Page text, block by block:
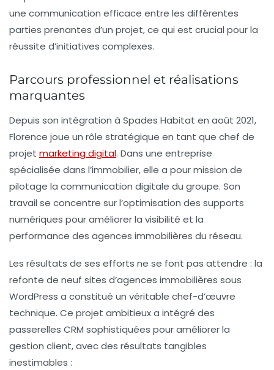
une communication efficace entre les différentes
parties prenantes d’un projet, ce qui est crucial pour la
réussite d’initiatives complexes.
Parcours professionnel et réalisations
marquantes
Depuis son intégration à Spades Habitat en août 2021,
Florence joue un rôle stratégique en tant que chef de
projet marketing digital. Dans une entreprise
spécialisée dans l’immobilier, elle a pour mission de
pilotage la communication digitale du groupe. Son
travail se concentre sur l’optimisation des supports
numériques pour améliorer la visibilité et la
performance des agences immobilières du réseau.
Les résultats de ses efforts ne se font pas attendre : la
refonte de neuf sites d’agences immobilières sous
WordPress a constitué un véritable chef-d’œuvre
technique. Ce projet ambitieux a intégré des
passerelles CRM sophistiquées pour améliorer la
gestion client, avec des résultats tangibles
inestimables :